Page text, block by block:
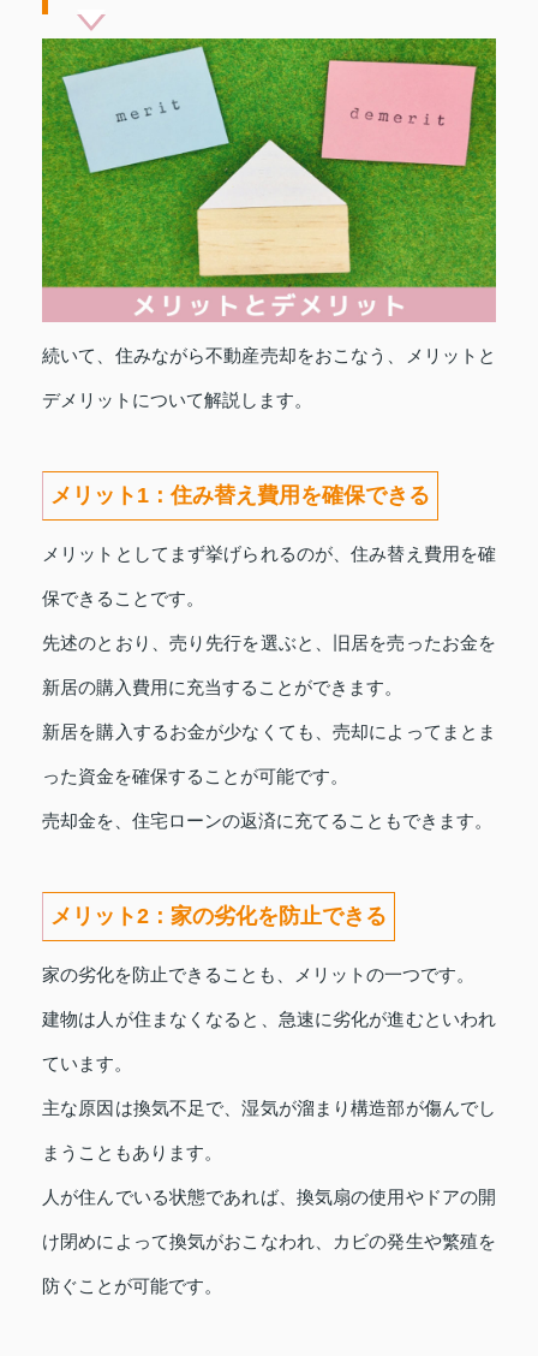
続いて、住みながら不動産売却をおこなう、メリットと
デメリットについて解説します。
メリット1：住み替え費用を確保できる
メリットとしてまず挙げられるのが、住み替え費用を確
保できることです。
先述のとおり、売り先行を選ぶと、旧居を売ったお金を
新居の購入費用に充当することができます。
新居を購入するお金が少なくても、売却によってまとま
った資金を確保することが可能です。
売却金を、住宅ローンの返済に充てることもできます。
メリット2：家の劣化を防止できる
家の劣化を防止できることも、メリットの一つです。
建物は人が住まなくなると、急速に劣化が進むといわれ
ています。
主な原因は換気不足で、湿気が溜まり構造部が傷んでし
まうこともあります。
人が住んでいる状態であれば、換気扇の使用やドアの開
け閉めによって換気がおこなわれ、カビの発生や繁殖を
防ぐことが可能です。